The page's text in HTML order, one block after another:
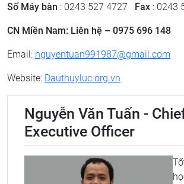
Số Máy bàn : 0243 527 4727 Fax : 0243
CN Miền Nam: Liên hệ – 0975 696 148
Email: nguyentuan991987@gmail.com
Website: Dauthuyluc.org.vn
Nguyễn Văn Tuấn -
Executive Officer